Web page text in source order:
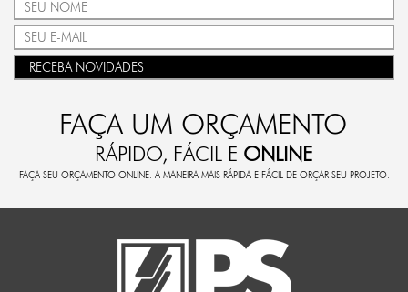
RECEBA NOVIDADES
FAÇA UM ORÇAMENTO
RÁPIDO, FÁCIL E ONLINE
FAÇA SEU ORÇAMENTO ONLINE. A MANEIRA MAIS RÁPIDA E FÁCIL DE ORÇAR SEU PROJETO.